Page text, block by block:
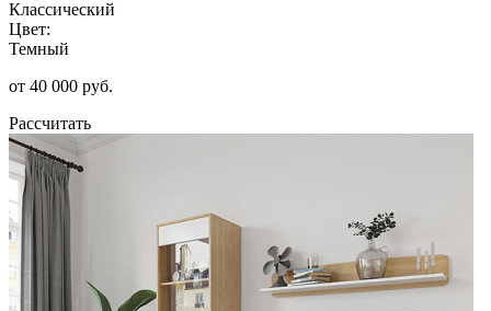
Классический
Цвет:
Темный
от 40 000 руб.
Рассчитать